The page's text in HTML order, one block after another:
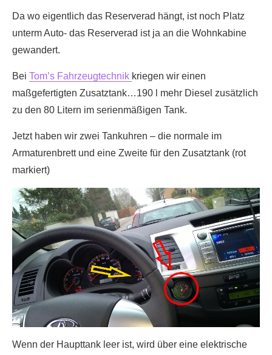
Da wo eigentlich das Reserverad hängt, ist noch Platz
unterm Auto- das Reserverad ist ja an die Wohnkabine
gewandert.
Bei Tom’s Fahrzeugtechnik kriegen wir einen
maßgefertigten Zusatztank…190 l mehr Diesel zusätzlich
zu den 80 Litern im serienmäßigen Tank.
Jetzt haben wir zwei Tankuhren – die normale im
Armaturenbrett und eine Zweite für den Zusatztank (rot
markiert)
Wenn der Haupttank leer ist, wird über eine elektrische